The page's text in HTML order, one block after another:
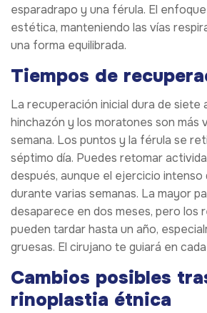
esparadrapo y una férula. El
estética, manteniendo las vías
una forma equilibrada.
Tiempos de
La recuperación inicial dura de siete
hinchazón y los moratones son más
semana. Los puntos y la férula se
séptimo día. Puedes retomar
después, aunque el ejercicio
durante varias semanas. La mayor
desaparece en dos meses, pero los
pueden tardar hasta un año,
gruesas. El cirujano te guiará en
Cambios posibles
rinoplastia étnica